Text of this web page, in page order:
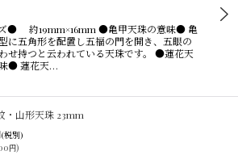
● 約19mm×16mm ●亀甲天珠の意味● 亀
に五角形を配置し五福の門を開き、五眼の
せ持つと云われている天珠です。 ●蓮花天
● 蓮花天…
・山形天珠 23mm
(税別)
円)